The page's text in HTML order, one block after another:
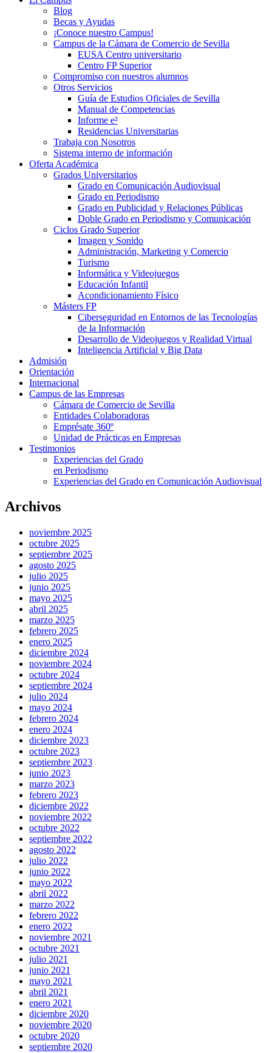
Blog
Becas y Ayudas
¡Conoce nuestro Campus!
Campus de la Cámara de Comercio de Sevilla
EUSA Centro universitario
Centro FP Superior
Compromiso con nuestros alumnos
Otros Servicios
Guía de Estudios Oficiales de Sevilla
Manual de Competencias
Informe e²
Residencias Universitarias
Trabaja con Nosotros
Sistema interno de información
Oferta Académica
Grados Universitarios
Grado en Comunicación Audiovisual
Grado en Periodismo
Grado en Publicidad y Relaciones Públicas
Doble Grado en Periodismo y Comunicación
Ciclos Grado Superior
Imagen y Sonido
Administración, Marketing y Comercio
Turismo
Informática y Videojuegos
Educación Infantil
Acondicionamiento Físico
Másters FP
Ciberseguridad en Entornos de las Tecnologías
de la Información
Desarrollo de Videojuegos y Realidad Virtual
Inteligencia Artificial y Big Data
Admisión
Orientación
Internacional
Campus de las Empresas
Cámara de Comercio de Sevilla
Entidades Colaboradoras
Emprésate 360º
Unidad de Prácticas en Empresas
Testimonios
Experiencias del Grado
en Periodismo
Experiencias del Grado en Comunicación Audiovisual
Archivos
noviembre 2025
octubre 2025
septiembre 2025
agosto 2025
julio 2025
junio 2025
mayo 2025
abril 2025
marzo 2025
febrero 2025
enero 2025
diciembre 2024
noviembre 2024
octubre 2024
septiembre 2024
julio 2024
mayo 2024
febrero 2024
enero 2024
diciembre 2023
octubre 2023
septiembre 2023
junio 2023
marzo 2023
febrero 2023
diciembre 2022
noviembre 2022
octubre 2022
septiembre 2022
agosto 2022
julio 2022
junio 2022
mayo 2022
abril 2022
marzo 2022
febrero 2022
enero 2022
noviembre 2021
octubre 2021
julio 2021
junio 2021
mayo 2021
abril 2021
enero 2021
diciembre 2020
noviembre 2020
octubre 2020
septiembre 2020